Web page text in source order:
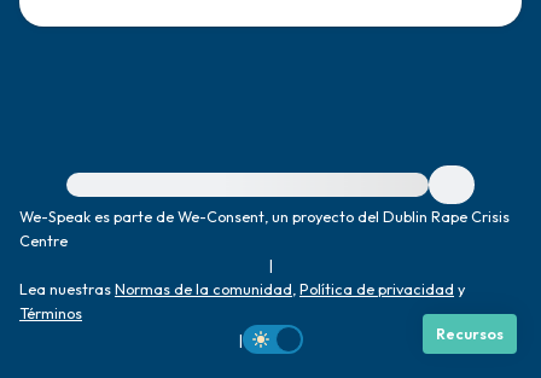
Para obtener ayuda inmediata, visite {{resource}}
We-Speak es parte de We-Consent, un proyecto del Dublin Rape Crisis
Centre
|
Lea nuestrasNormas de la comunidad Política de privacidad y
Términos
|
Recursos
3 – cosas que puedes oír
Respira hondo para terminar.